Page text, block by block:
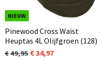
NIEUW
Pinewood Cross Waist
Heuptas 4L Olijfgroen (128)
49,95 34,97